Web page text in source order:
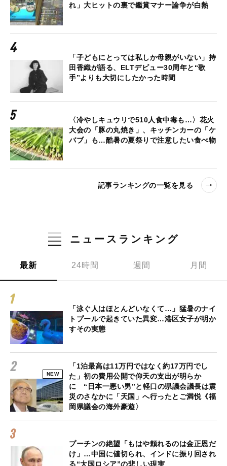
れ」大ヒットの裏で鑑賞マナー論争が白熱
「子どもにとっては私しか母親がいない」持
田香織が語る、ELTデビュー30周年と“歌
手”よりも大切にしたかった時間
〈冷やしキュウリで510人食中毒も…〉花火
大会の「豚の丸焼き」、キッチンカーの「ケ
バブ」も…酷暑の夏祭りで注意したい食べ物
記事ランキングの一覧を見る
ニュースランキング
最新 24時間 週間 月間
「泳ぐ人はほとんどいなくて…」猛暑のナイ
トプールで起きていた異変…港区女子が明か
すその実態
NEW
「1泊最高は11万円ではなく約17万円でし
た」初の費用公開で仰天の支出が明らか
に “日本一悪い男”と軽口の県議会議長は震
災のさなかに「天国」へ行ったとご満悦《福
岡県議会の海外豪遊〉
プーチンの絶望「もはや頼れるのは金正恩だ
け」…中国に値切られ、インドに振り回され
る“大国ロシア”の悲しい現実